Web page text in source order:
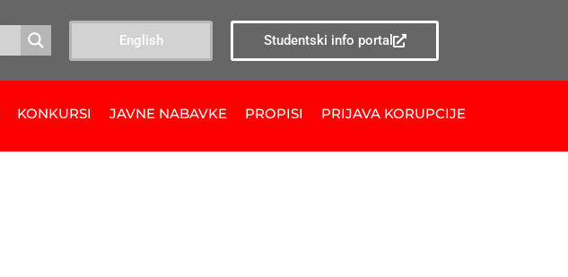
English Studentski info portal
KONKURSI JAVNE NABAVKE PROPISI PRIJAVA KORUPCIJE